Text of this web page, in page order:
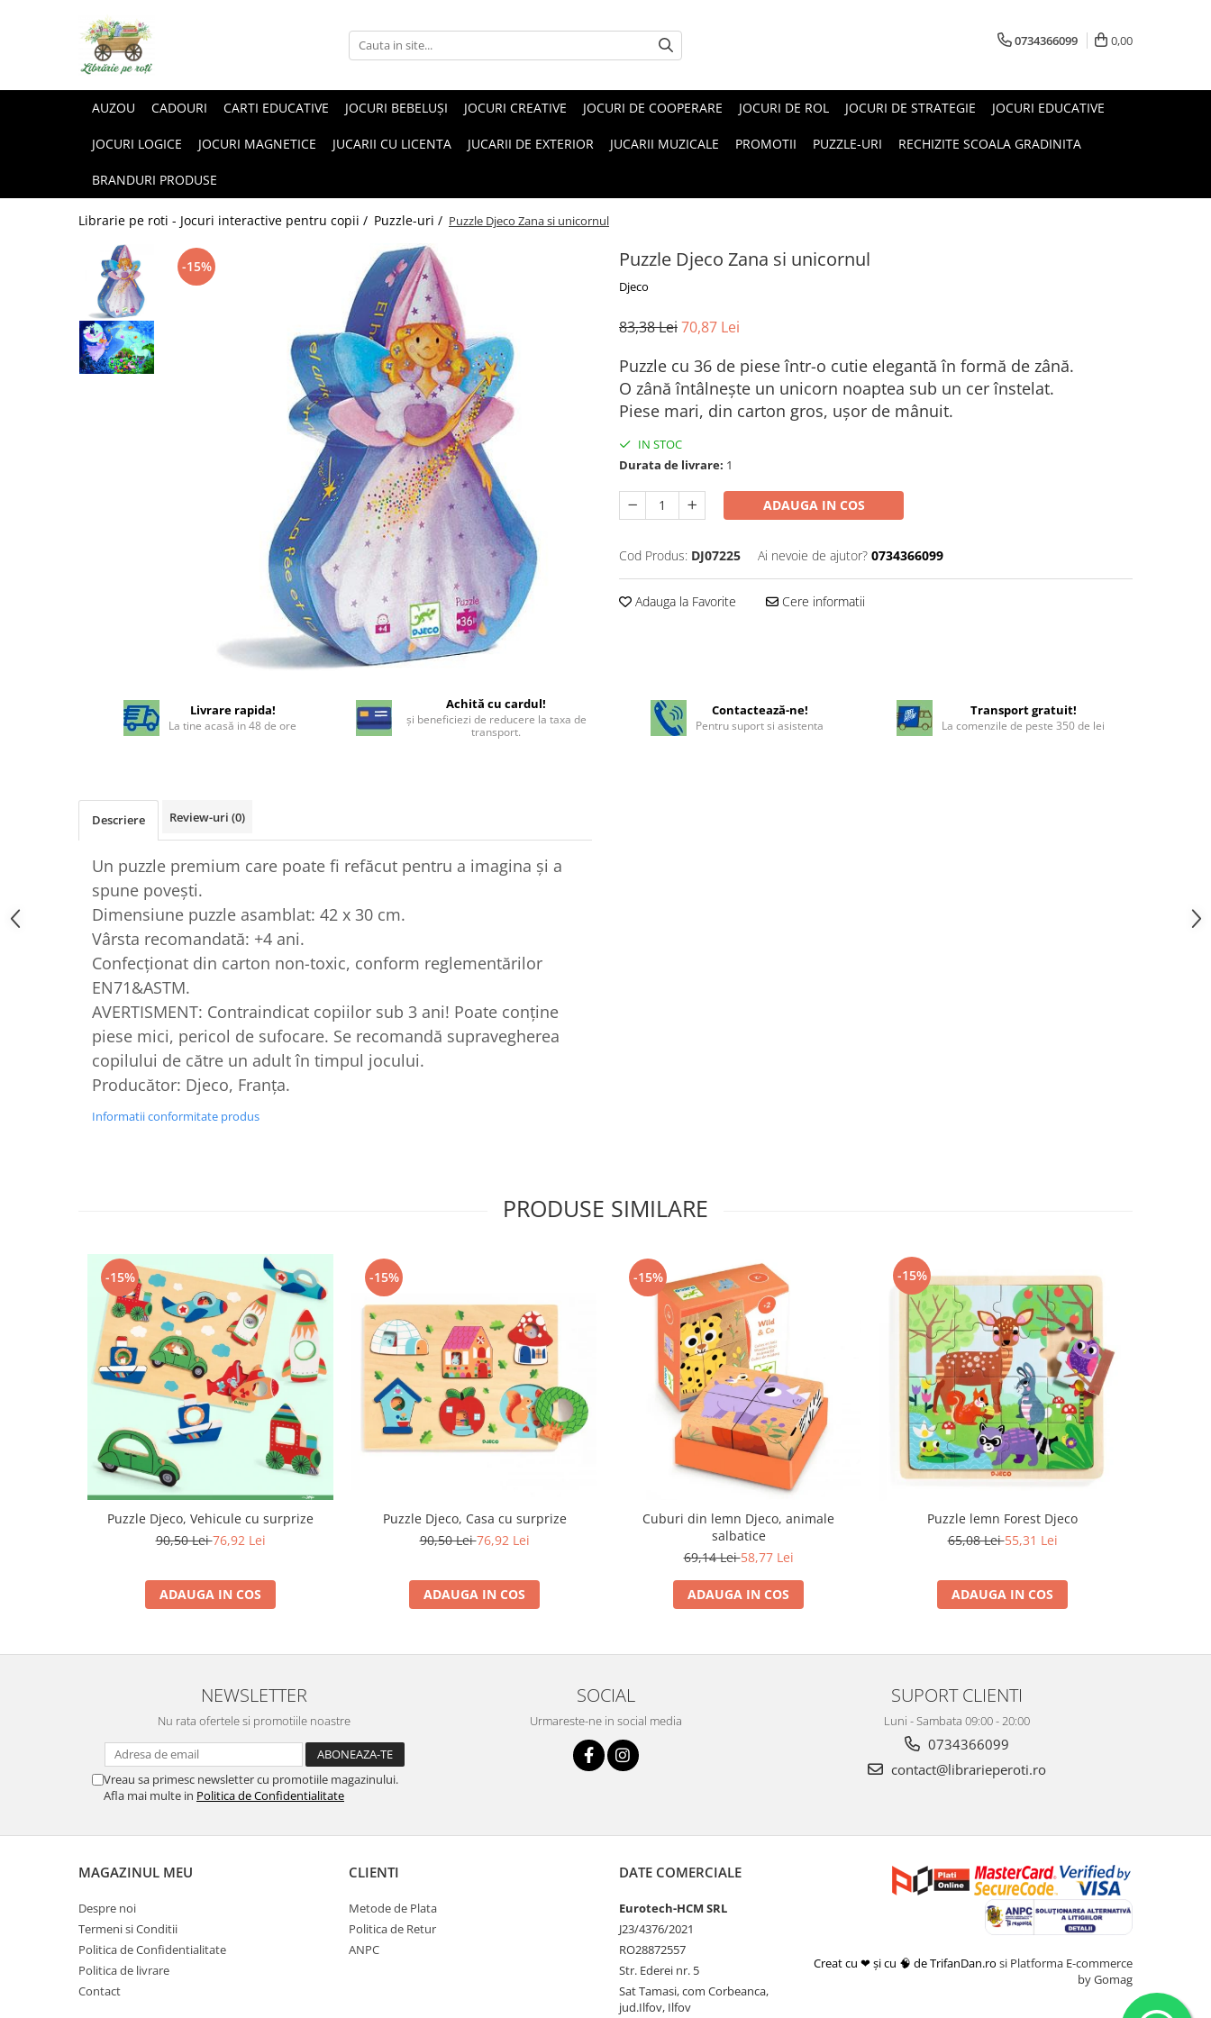
0734366099 0,00
AUZOU CADOURI CARTI EDUCATIVE JOCURI BEBELUŞI JOCURI CREATIVE JOCURI DE COOPERARE JOCURI DE ROL JOCURI DE STRATEGIE JOCURI EDUCATIVE
JOCURI LOGICE JOCURI MAGNETICE JUCARII CU LICENTA JUCARII DE EXTERIOR JUCARII MUZICALE PROMOTII PUZZLE-URI RECHIZITE SCOALA GRADINITA
BRANDURI PRODUSE
Librarie pe roti - Jocuri interactive pentru copii / Puzzle-uri / Puzzle Djeco Zana si unicornul
Puzzle Djeco Zana si unicornul
Djeco
-15%
83,38 Lei70,87 Lei
Puzzle cu 36 de piese într-o cutie elegantă în formă de zână.
O zână întâlnește un unicorn noaptea sub un cer înstelat.
Piese mari, din carton gros, ușor de mânuit.
IN STOC
Durata de livrare: 1
ADAUGA IN COS
Cod Produs: DJ07225 Ai nevoie de ajutor? 0734366099
Adauga la Favorite Cere informatii
Livrare rapida!
La tine acasă in 48 de ore
Achită cu cardul!
şi beneficiezi de reducere la taxa de
transport.
Contactează-ne!
Pentru suport si asistenta
Transport gratuit!
La comenzile de peste 350 de lei
Descriere Review-uri (0)
Un puzzle premium care poate fi refăcut pentru a imagina și a
spune povești.
Dimensiune puzzle asamblat: 42 x 30 cm.
Vârsta recomandată: +4 ani.
Confecționat din carton non-toxic, conform reglementărilor
EN71&ASTM.
AVERTISMENT: Contraindicat copiilor sub 3 ani! Poate conține
piese mici, pericol de sufocare. Se recomandă supravegherea
copilului de către un adult în timpul jocului.
Producător: Djeco, Franța.
Informatii conformitate produs
PRODUSE SIMILARE
-15%
Puzzle Djeco, Vehicule cu surprize
90,50 Lei76,92 Lei
ADAUGA IN COS
-15%
Puzzle Djeco, Casa cu surprize
90,50 Lei76,92 Lei
ADAUGA IN COS
-15%
Cuburi din lemn Djeco, animale
salbatice
69,14 Lei58,77 Lei
ADAUGA IN COS
-15%
Puzzle lemn Forest Djeco
65,08 Lei55,31 Lei
ADAUGA IN COS
NEWSLETTER
Nu rata ofertele si promotiile noastre
Vreau sa primesc newsletter cu promotiile magazinului.
Afla mai multe in Politica de Confidentialitate
SOCIAL
Urmareste-ne in social media
SUPORT CLIENTI
Luni - Sambata 09:00 - 20:00
0734366099
contact@librarieperoti.ro
MAGAZINUL MEU
Despre noi
Termeni si Conditii
Politica de Confidentialitate
Politica de livrare
Contact
CLIENTI
Metode de Plata
Politica de Retur
ANPC
DATE COMERCIALE
Eurotech-HCM SRL
J23/4376/2021
RO28872557
Str. Ederei nr. 5
Sat Tamasi, com Corbeanca,
jud.Ilfov, Ilfov
Creat cu ❤ și cu 🧠 de TrifanDan.ro si Platforma E-commerce
by Gomag